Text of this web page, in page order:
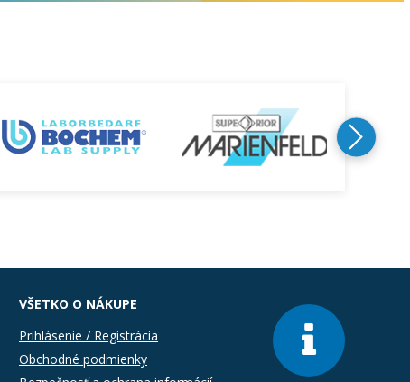
VŠETKO O NÁKUPE
Prihlásenie / Registrácia
Obchodné podmienky